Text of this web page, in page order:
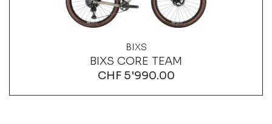
BIXS
BIXS CORE TEAM
CHF5'990.00